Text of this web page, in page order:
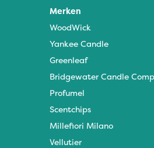
Merken
WoodWick
Yankee Candle
Greenleaf
Bridgewater Candle
Profumel
Scentchips
Millefiori Milano
Vellutier